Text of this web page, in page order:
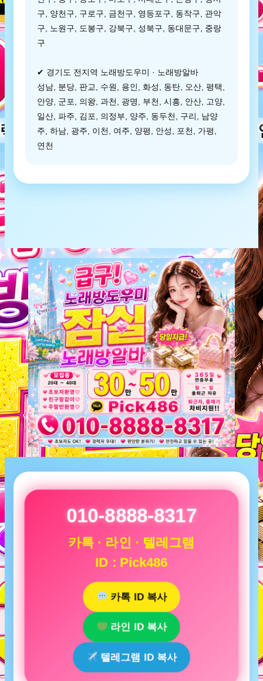
구, 양천구, 구로구, 금천구, 영등포구, 동작구, 관악
구, 노원구, 도봉구, 강북구, 성북구, 동대문구, 중랑
구
✔ 경기도 전지역 노래방도우미 · 노래방알바
성남, 분당, 판교, 수원, 용인, 화성, 동탄, 오산, 평택,
안양, 군포, 의왕, 과천, 광명, 부천, 시흥, 안산, 고양,
일산, 파주, 김포, 의정부, 양주, 동두천, 구리, 남양
주, 하남, 광주, 이천, 여주, 양평, 안성, 포천, 가평,
연천
010-8888-8317
카톡 · 라인 · 텔레그램
ID : Pick486
카톡 ID 복사
라인 ID 복사
텔레그램 ID 복사